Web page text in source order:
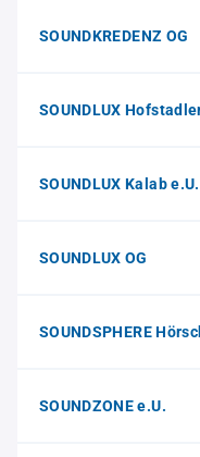
SOUNDKREDENZ OG
SOUNDLUX
SOUNDLUX Kalab e.U.
SOUNDLUX OG
SOUNDSPHERE
SOUNDZONE e.U.